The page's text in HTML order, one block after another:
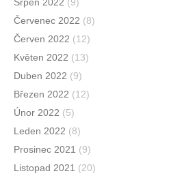
Červenec 2022 (8)
Červen 2022 (12)
Květen 2022 (13)
Duben 2022 (9)
Březen 2022 (12)
Únor 2022 (5)
Leden 2022 (8)
Prosinec 2021 (9)
Listopad 2021 (20)